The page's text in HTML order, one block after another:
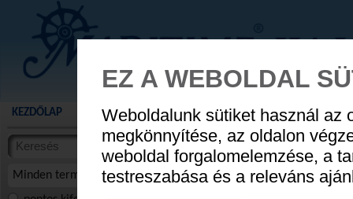
AUGUSZTUS
KEZDŐLAP AKCIÓS TERMÉKEK WEBÁRUHÁZ HÍREK
Minden termék
termékekben
cikkekben
EZ A WEBOLDAL
Weboldalunk sütiket használ az
megkönnyítése, az oldalon
weboldal forgalomelemzése, a
testreszabása és a releváns